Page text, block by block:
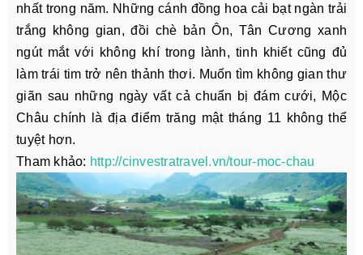
nhất trong năm. Những cánh đồng hoa cải bạt ngàn trải
trắng không gian, đồi chè bản Ôn, Tân Cương xanh
ngút mắt với không khí trong lành, tinh khiết cũng đủ
làm trái tim trở nên thảnh thơi. Muốn tìm không gian thư
giãn sau những ngày vất cả chuẩn bị đám cưới, Mộc
Châu chính là địa điểm trăng mật tháng 11 không thể
tuyệt hơn.
Tham khảo: http://cinvestratravel.vn/tour-moc-chau